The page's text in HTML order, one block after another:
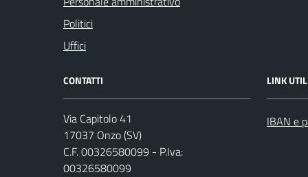
Politici
Uffici
CONTATTI
Via Capitolo 41
17037 Onzo (SV)
C.F. 00326580099 - P.Iva:
00326580099
LINK
IBAN e